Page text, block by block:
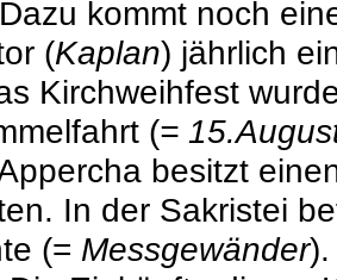
kommt noch
(Kaplan) jährlich
Kirchweihfest
(=
besitzt
In der Sakristei
(= Messgewänder